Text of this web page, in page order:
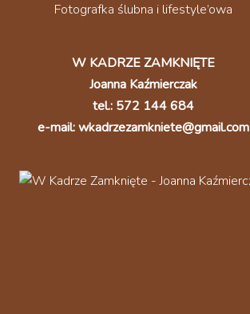
Fotografka ślubna i lifestyle’owa
W KADRZE ZAMKNIĘTE
Joanna Kaźmierczak
tel.: 572 144 684
e-mail: wkadrzezamkniete@gmail.com